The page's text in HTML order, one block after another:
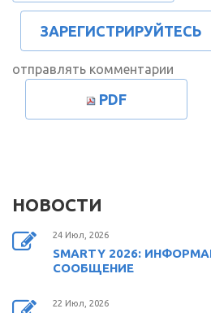
ЗАРЕГИСТРИРУЙТЕСЬ
отправлять комментарии
PDF
НОВОСТИ
24 Июл, 2026
SMARTY 2026:
СООБЩЕНИЕ
22 Июл, 2026